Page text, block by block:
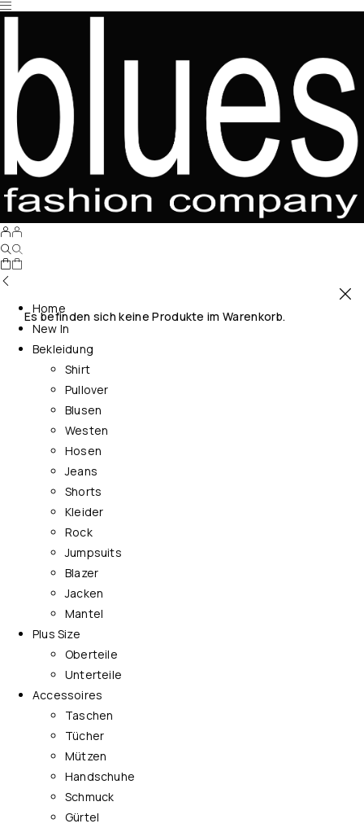
Es befinden sich keine Produkte im Warenkorb.
Home
New In
Bekleidung
Shirt
Pullover
Blusen
Westen
Hosen
Jeans
Shorts
Kleider
Rock
Jumpsuits
Blazer
Jacken
Mantel
Plus Size
Oberteile
Unterteile
Accessoires
Taschen
Tücher
Mützen
Handschuhe
Schmuck
Gürtel